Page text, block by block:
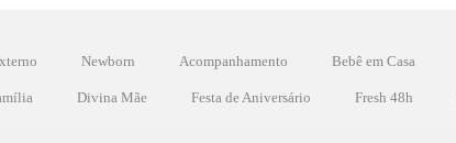
Newborn Acompanhamento Bebê em Casa
Divina Mãe Festa de Aniversário Fresh 48h